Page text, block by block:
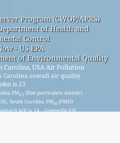
Program (CWOP/APRS)
of Health and
Control
- US EPA
of Environmental Quality
Carolina, USA Air Pollution
Carolina overall air quality
is 23
PM2.5(fine particulate matter)
South Carolina PM10 (PM10
AQI is 14 - Greenville-ESC,